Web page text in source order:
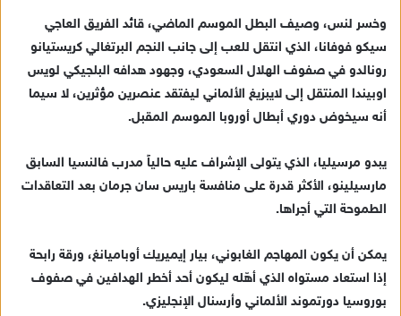
وخسر لنس، وصيف البطل الموسم الماضي، قائد الفريق العاجي
سيكو فوفانا، الذي انتقل للعب إلى جانب النجم البرتغالي كريستيانو
رونالدو في صفوف الهلال السعودي، وجهود هدافه البلجيكي لويس
اوبيندا المنتقل إلى لايبزيغ الألماني ليفتقد عنصرين مؤثرين، لا سيما
أنه سيخوض دوري أبطال أوروبا الموسم المقبل.
يبدو مرسيليا، الذي يتولى الإشراف عليه حالياً مدرب فالنسيا السابق
مارسيلينو، الأكثر قدرة على منافسة باريس سان جرمان بعد التعاقدات
الطموحة التي أجراها.
يمكن أن يكون المهاجم الغابوني، بيار إيميريك أوباميانغ، ورقة رابحة
إذا استعاد مستواه الذي أهّله ليكون أحد أخطر الهدافين في صفوف
بوروسيا دورتموند الألماني وأرسنال الإنجليزي.